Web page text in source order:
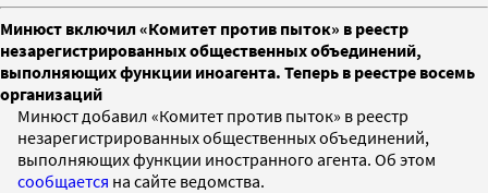
Минюст включил «Комитет против пыток» в реестр
незарегистрированных общественных объединений,
выполняющих функции иноагента. Теперь в реестре восемь
организаций
Минюст добавил «Комитет против пыток» в реестр
незарегистрированных общественных объединений,
выполняющих функции иностранного агента. Об этом
сообщается на сайте ведомства.